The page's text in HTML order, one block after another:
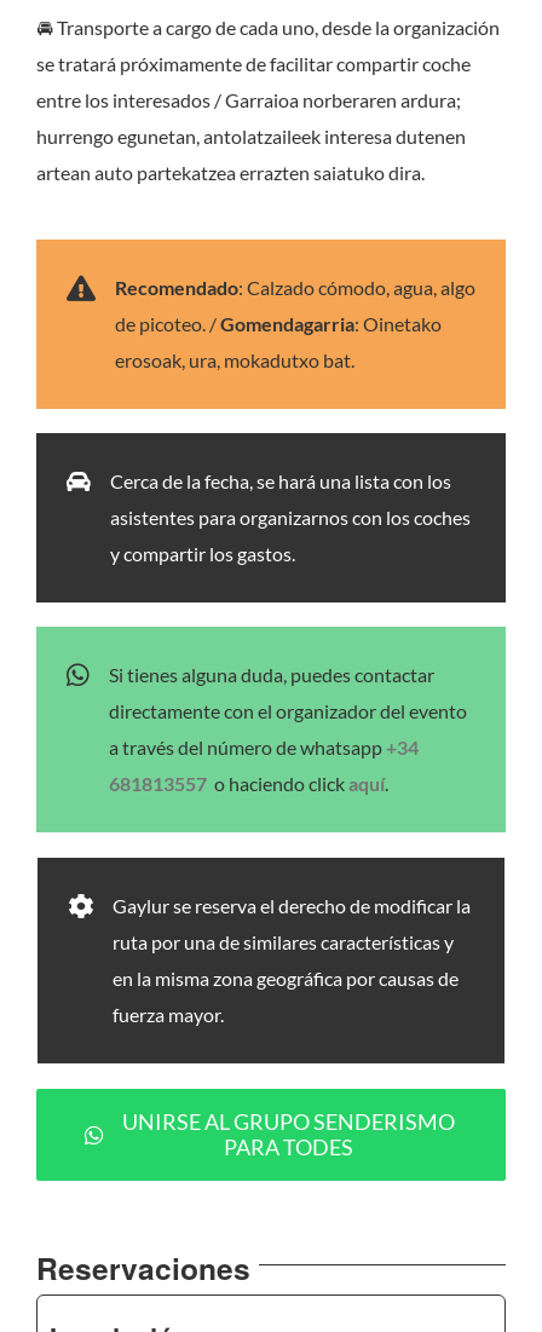
🚘 Transporte a cargo de cada uno, desde la organización
se tratará próximamente de facilitar compartir coche
entre los interesados / Garraioa norberaren ardura;
hurrengo egunetan, antolatzaileek interesa dutenen
artean auto partekatzea errazten saiatuko dira.
Recomendado: Calzado cómodo, agua, algo
de picoteo. /Gomendagarria: Oinetako
erosoak, ura, mokadutxo bat.
Cerca de la fecha, se hará una lista con los
asistentes para organizarnos con los coches
y compartir los gastos.
Si tienes alguna duda, puedes contactar
directamente con el organizador del evento
a través del número de whatsapp+34
681813557o haciendo clickaquí.
Gaylur se reserva el derecho de modificar la
ruta por una de similares características y
en la misma zona geográfica por causas de
fuerza mayor.
UNIRSE AL GRUPO SENDERISMO
PARA TODES
Reservaciones
¿Tienes una idea que te gustaría